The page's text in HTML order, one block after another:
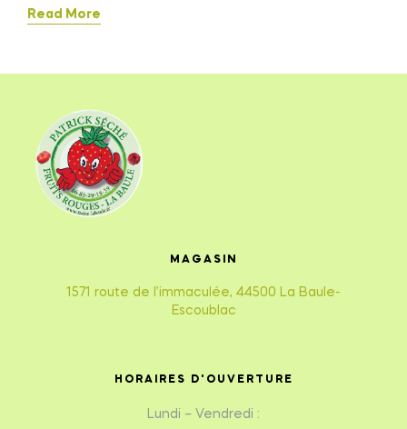
Read More
MAGASIN
1571 route de l’immaculée, 44500 La Baule-
Escoublac
HORAIRES D'OUVERTURE
Lundi – Vendredi :